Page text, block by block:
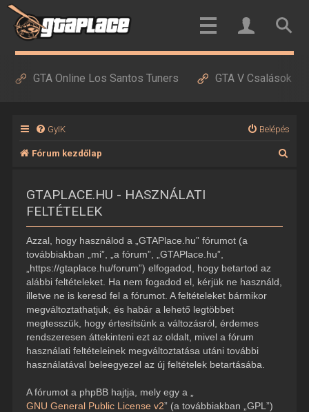
GTA Online Los Santos Tuners GTA V Csalások
GyIK Belépés
Fórum kezdőlap
GTAPLACE.HU - HASZNÁLATI
FELTÉTELEK
Azzal, hogy használod a „GTAPlace.hu” fórumot (a
továbbiakban „mi”, „a fórum”, „GTAPlace.hu”,
„https://gtaplace.hu/forum”) elfogadod, hogy betartod az
alábbi feltételeket. Ha nem fogadod el, kérjük ne használd,
illetve ne is keresd fel a fórumot. A feltételeket bármikor
megváltoztathatjuk, és habár a lehető legtöbbet
megtesszük, hogy értesítsünk a változásról, érdemes
rendszeresen áttekinteni ezt az oldalt, mivel a fórum
használati feltételeinek megváltoztatása utáni további
használatával beleegyezel az új feltételek betartásába.
A fórumot a phpBB hajtja, mely egy a „
GNU General Public License v2” (a továbbiakban „GPL”)